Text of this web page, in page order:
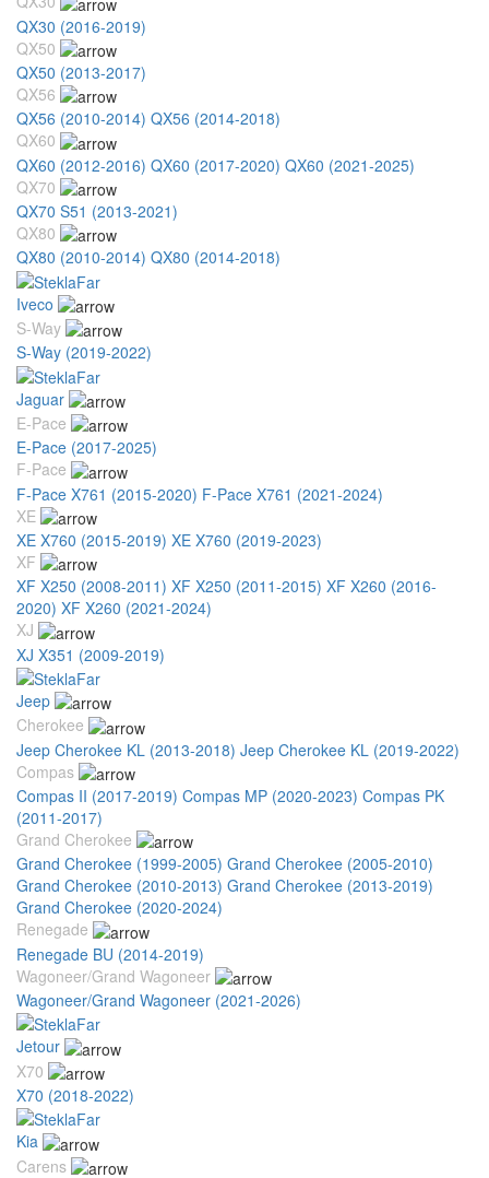
QX30 (2016-2019)
QX50
QX50 (2013-2017)
QX56
QX56 (2010-2014) QX56 (2014-2018)
QX60
QX60 (2012-2016) QX60 (2017-2020) QX60 (2021-2025)
QX70
QX70 S51 (2013-2021)
QX80
QX80 (2010-2014) QX80 (2014-2018)
Iveco
S-Way
S-Way (2019-2022)
Jaguar
E-Pace
E-Pace (2017-2025)
F-Pace
F-Pace X761 (2015-2020) F-Pace X761 (2021-2024)
XE
XE X760 (2015-2019) XE X760 (2019-2023)
XF
XF X250 (2008-2011) XF X250 (2011-2015) XF X260 (2016-
2020) XF X260 (2021-2024)
XJ
XJ X351 (2009-2019)
Jeep
Cherokee
Jeep Cherokee KL (2013-2018) Jeep Cherokee KL (2019-2022)
Compas
Compas II (2017-2019) Compas MP (2020-2023) Compas PK
(2011-2017)
Grand Cherokee
Grand Cherokee (1999-2005) Grand Cherokee (2005-2010)
Grand Cherokee (2010-2013) Grand Cherokee (2013-2019)
Grand Cherokee (2020-2024)
Renegade
Renegade BU (2014-2019)
Wagoneer/Grand Wagoneer
Wagoneer/Grand Wagoneer (2021-2026)
Jetour
X70
X70 (2018-2022)
Kia
Carens